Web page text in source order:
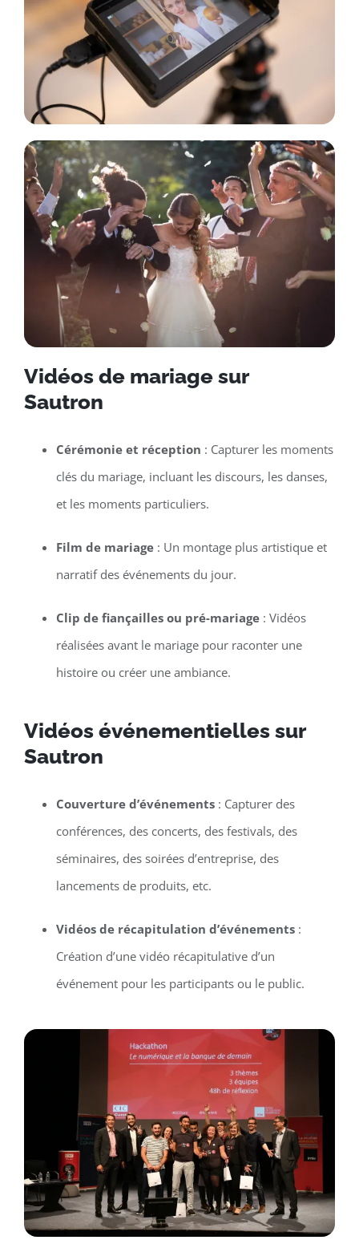
Vidéos de mariage sur
Sautron
Cérémonie et réception : Capturer les moments
clés du mariage, incluant les discours, les danses,
et les moments particuliers.
Film de mariage: Un montage plus artistique et
narratif des événements du jour.
Clip de fiançailles ou pré-mariage: Vidéos
réalisées avant le mariage pour raconter une
histoire ou créer une ambiance.
Vidéos événementielles sur
Sautron
Couverture d’événements: Capturer des
conférences, des concerts, des festivals, des
séminaires, des soirées d’entreprise, des
lancements de produits, etc.
Vidéos de récapitulation d’événements:
Création d’une vidéo récapitulative d’un
événement pour les participants ou le public.